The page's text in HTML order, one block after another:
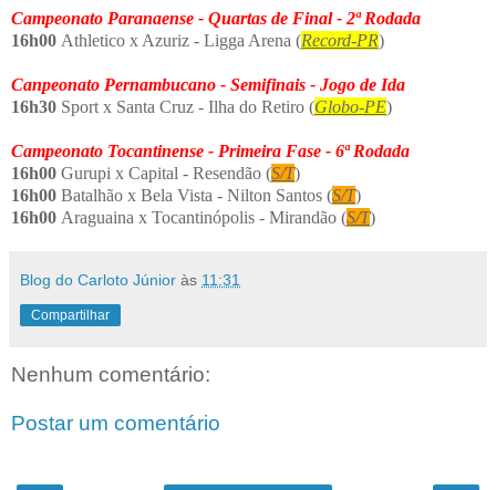
Campeonato Paranaense - Quartas de Final - 2ª Rodada
16h00 Athletico x Azuriz - Ligga Arena (Record-PR)
Canpeonato Pernambucano - Semifinais - Jogo de Ida
16h30 Sport x Santa Cruz - Ilha do Retiro (Globo-PE)
Campeonato Tocantinense - Primeira Fase - 6ª Rodada
16h00 Gurupi x Capital - Resendão (S/T)
16h00 Batalhão x Bela Vista - Nilton Santos (S/T)
16h00 Araguaina x Tocantinópolis - Mirandão (S/T)
Blog do Carloto Júnior às 11:31
Compartilhar
Nenhum comentário:
Postar um comentário